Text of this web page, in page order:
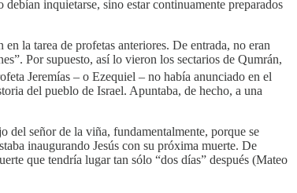
inquietarse, sino estar continuamente preparados
la tarea de profetas anteriores. De entrada, no eran
Por supuesto, así lo vieron los sectarios de Qumrán,
Jeremías – o Ezequiel – no había anunciado en el
del pueblo de Israel. Apuntaba, de hecho, a una
del señor de la viña, fundamentalmente, porque se
inaugurando Jesús con su próxima muerte. De
que tendría lugar tan sólo “dos días” después (Mateo